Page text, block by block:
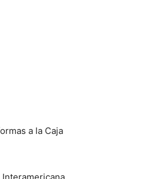
a la Caja